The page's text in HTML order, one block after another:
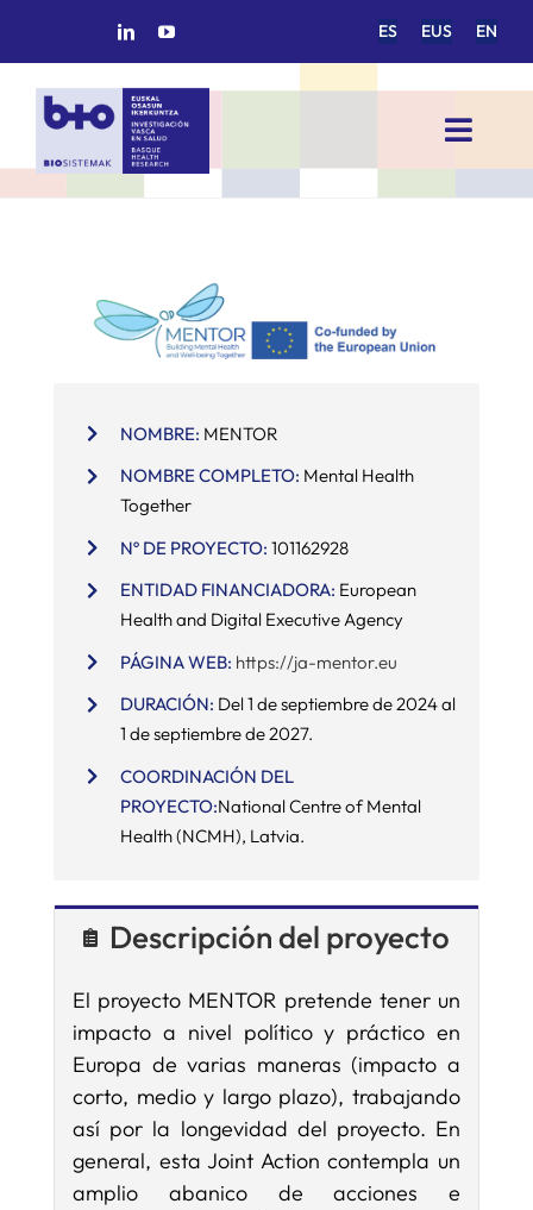
ES EUS EN
Toggle
INICIO
ÁREAS DE INVESTIGACIÓN
GRUPOS DE INVESTIGACIÓN
PROYECTOS/COLABORACIONES
SERVICIOS
APOYO I+D+I
NOMBRE: MENTOR
NOMBRE COMPLETO: Mental Health
Together
Nº DE PROYECTO: 101162928
ENTIDAD FINANCIADORA: European
Health and Digital Executive Agency
PÁGINA WEB: https://ja-mentor.eu
DURACIÓN: Del 1 de septiembre de 2024 al
1 de septiembre de 2027.
COORDINACIÓN DEL
PROYECTO:National Centre of Mental
Health (NCMH), Latvia.
Descripción del proyecto
El proyecto MENTOR pretende tener un
impacto a nivel político y práctico en
Europa de varias maneras (impacto a
corto, medio y largo plazo), trabajando
así por la longevidad del proyecto. En
general, esta Joint Action contempla un
amplio abanico de acciones e